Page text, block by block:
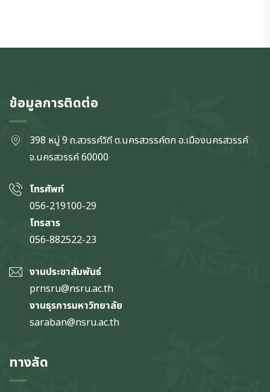
ข้อมูลการติดต่อ
398 หมู่ 9 ถ.สวรรค์วิถี ต.นครสวรรค์ตก อ.เมืองนครสวรรค์
จ.นครสวรรค์60000
โทรศัพท์
056-219100-29
โทรสาร
056-882522-23
งานประชาสัมพันธ์
prnsru@nsru.ac.th
งานธุรการมหาวิทยาลัย
saraban@nsru.ac.th
ทางลัด